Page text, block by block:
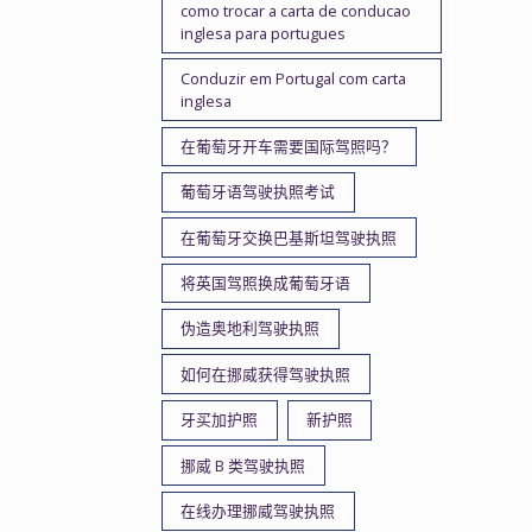
como trocar a carta de conducao
inglesa para portugues
Conduzir em Portugal com carta
inglesa
在葡萄牙开车需要国际驾照吗？
葡萄牙语驾驶执照考试
在葡萄牙交换巴基斯坦驾驶执照
将英国驾照换成葡萄牙语
伪造奥地利驾驶执照
如何在挪威获得驾驶执照
牙买加护照 新护照
挪威 B 类驾驶执照
在线办理挪威驾驶执照